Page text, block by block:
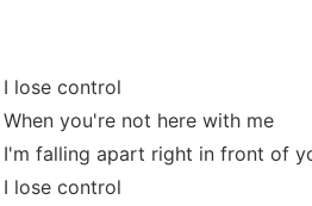
I lose control
When you're not here with me
I'm falling apart right in front of
I lose control